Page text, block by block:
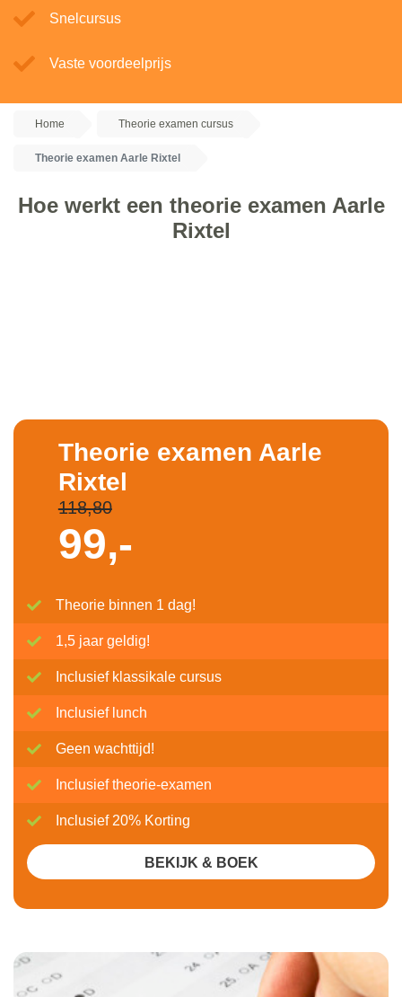
Snelcursus
Vaste voordeelprijs
Home Theorie examen cursus
Theorie examen Aarle Rixtel
Hoe werkt een theorie examen Aarle
Rixtel
Theorie examen Aarle
Rixtel
118,80
99,-
Theorie binnen 1 dag!
1,5 jaar geldig!
Inclusief klassikale cursus
Inclusief lunch
Geen wachttijd!
Inclusief theorie-examen
Inclusief 20% Korting
BEKIJK & BOEK